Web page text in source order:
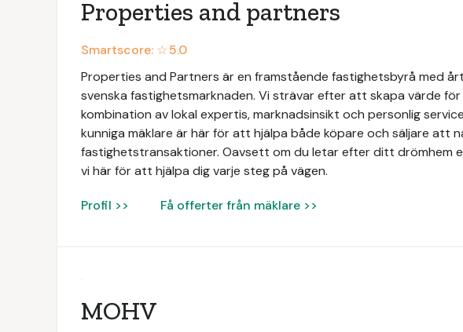
Properties and partners
Smartscore: ☆5.0
Properties and Partners är en framstående fastighetsbyrå med
svenska fastighetsmarknaden. Vi strävar efter att skapa värde för
kombination av lokal expertis, marknadsinsikt och personlig
kunniga mäklare är här för att hjälpa både köpare och säljare att
fastighetstransaktioner. Oavsett om du letar efter ditt drömhem
vi här för att hjälpa dig varje steg på vägen.
Profil >> Få offerter från mäklare >>
MOHV